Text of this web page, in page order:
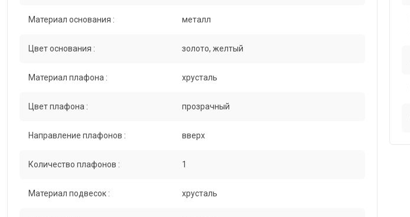
Материал основания : металл
Цвет основания : золото, желтый
Материал плафона : хрусталь
Цвет плафона : прозрачный
Направление плафонов : вверх
Количество плафонов : 1
Материал подвесок : хрусталь